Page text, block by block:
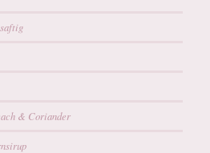
& Coriander